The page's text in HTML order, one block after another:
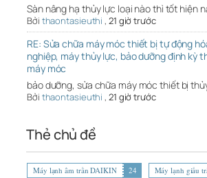
Sàn nâng hạ thủy lực loại nào thì tốt hiện
Bởi thaontasieuthi , 21 giờ trước
RE: Sửa chữa máy móc thiết bị tự động
nghiệp, máy thủy lực, bảo dưỡng định kỳ
máy móc
bảo dưỡng, sửa chữa máy móc thiết bị
Bởi thaontasieuthi , 21 giờ trước
Thẻ chủ đề
Máy lạnh âm trần DAIKIN 24 Máy lạnh giấu